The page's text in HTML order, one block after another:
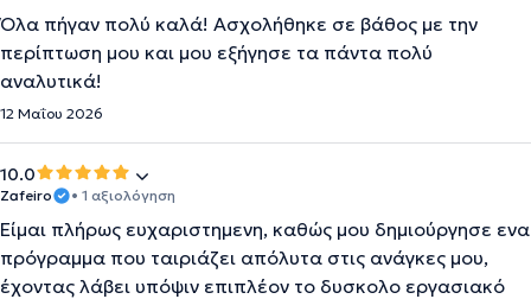
Όλα πήγαν πολύ καλά! Ασχολήθηκε σε βάθος με την
περίπτωση μου και μου εξήγησε τα πάντα πολύ
αναλυτικά!
12 Μαΐου 2026
10.0
Zafeiro • 1 αξιολόγηση
Είμαι πλήρως ευχαριστημενη, καθώς μου δημιούργησε ενα
πρόγραμμα που ταιριάζει απόλυτα στις ανάγκες μου,
έχοντας λάβει υπόψιν επιπλέον το δυσκολο εργασιακό